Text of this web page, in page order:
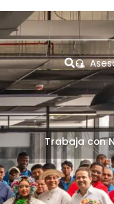
Trabaja con